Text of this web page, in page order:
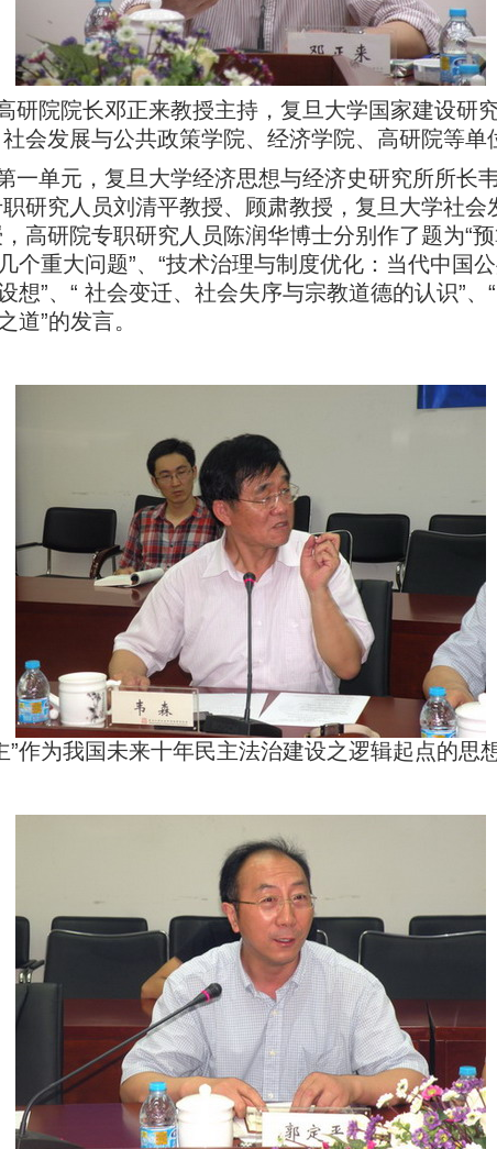
研院院长邓正来教授主持，复旦大学国家建设研
会发展与公共政策学院、经济学院、高研院等
一单元，复旦大学经济思想与经济史研究所所长
研究人员刘清平教授、顾肃教授，复旦大学社
高研院专职研究人员陈润华博士分别作了题为“
个重大问题”、 “技术治理与制度优化：当代中国
想”、 “ 社会变迁、社会失序与宗教道德的认识”、
道”的发言。
”作为我国未来十年民主法治建设之逻辑起点的思